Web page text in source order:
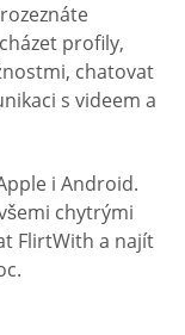
profily,
chatovat
s videem a
i Android.
chytrými
FlirtWith a najít